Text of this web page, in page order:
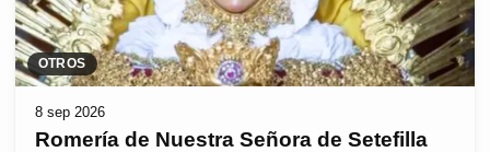
OTROS
8 sep 2026
Romería de Nuestra Señora de Setefilla